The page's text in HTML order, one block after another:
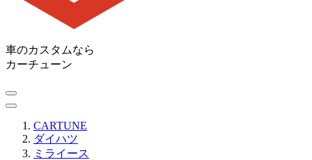
車のカスタムなら
カーチューン
CARTUNE
ダイハツ
ミライース